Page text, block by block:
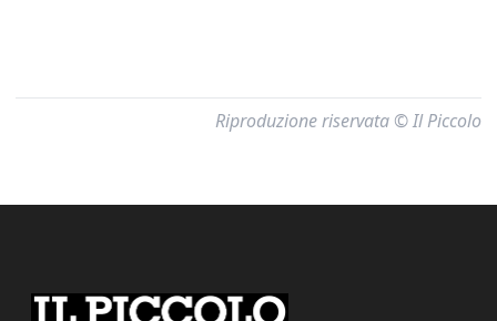
Riproduzione riservata © Il Piccolo